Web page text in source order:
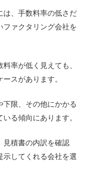
は、手数料率の低さだ
ファクタリング会社を
率が低く見えても、
スがあります。
限、その他にかかる
る傾向にあります。
見積書の内訳を確認
示してくれる会社を選